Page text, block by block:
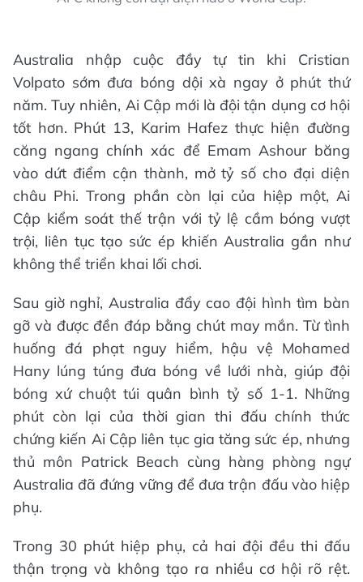
Australia nhập cuộc đầy tự tin khi Cristian
Volpato sớm đưa bóng dội xà ngay ở phút thứ
năm. Tuy nhiên, Ai Cập mới là đội tận dụng cơ hội
tốt hơn. Phút 13, Karim Hafez thực hiện đường
căng ngang chính xác để Emam Ashour băng
vào dứt điểm cận thành, mở tỷ số cho đại diện
châu Phi. Trong phần còn lại của hiệp một, Ai
Cập kiểm soát thế trận với tỷ lệ cầm bóng vượt
trội, liên tục tạo sức ép khiến Australia gần như
không thể triển khai lối chơi.
Sau giờ nghỉ, Australia đẩy cao đội hình tìm bàn
gỡ và được đền đáp bằng chút may mắn. Từ tình
huống đá phạt nguy hiểm, hậu vệ Mohamed
Hany lúng túng đưa bóng về lưới nhà, giúp đội
bóng xứ chuột túi quân bình tỷ số 1-1. Những
phút còn lại của thời gian thi đấu chính thức
chứng kiến Ai Cập liên tục gia tăng sức ép, nhưng
thủ môn Patrick Beach cùng hàng phòng ngự
Australia đã đứng vững để đưa trận đấu vào hiệp
phụ.
Trong 30 phút hiệp phụ, cả hai đội đều thi đấu
thận trọng và không tạo ra nhiều cơ hội rõ rệt.